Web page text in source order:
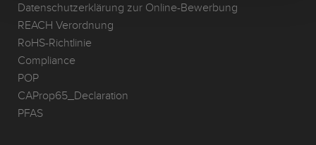
Datenschutzerklärung zur Online-Bewerbung
REACH Verordnung
RoHS-Richtlinie
Compliance
POP
CAProp65_Declaration
PFAS